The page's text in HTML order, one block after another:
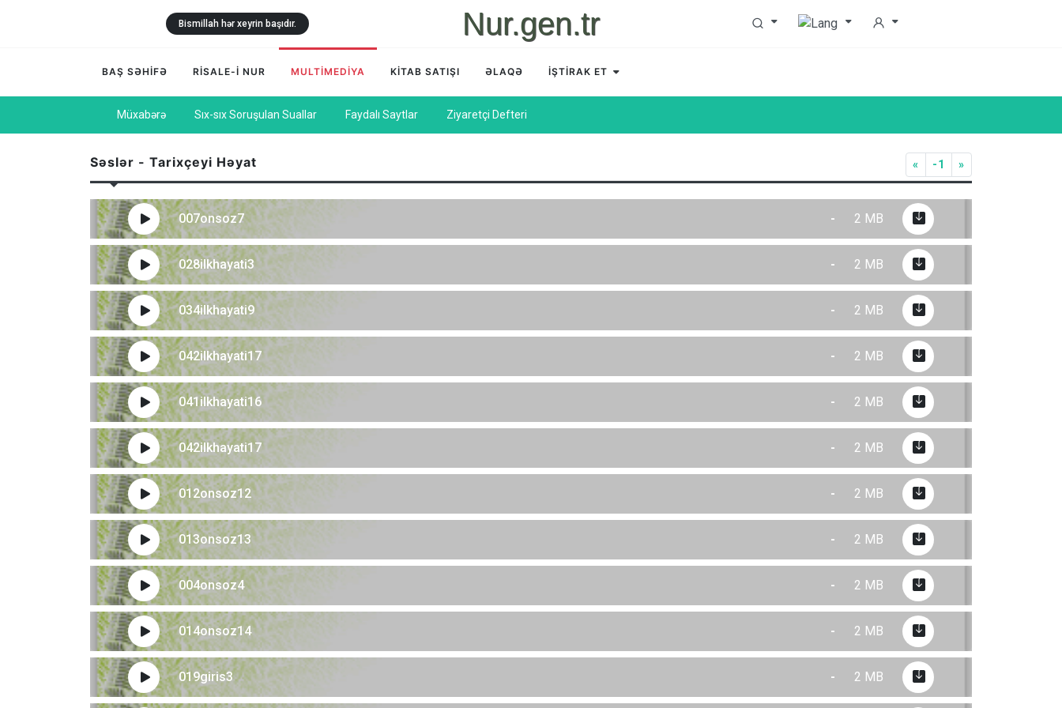
Nur.gen.tr
Bismillah hər xeyrin başıdır.
BAŞ SƏHİFƏ RİSALE-İ NUR MULTİMEDİYA KİTAB SATIŞI ƏLAQƏ İŞTİRAK ET
Müxabərə Sıx-sıx Soruşulan Suallar Faydalı Saytlar Ziyaretçi Defteri
Səslər - Tarixçeyi Həyat « -1 »
007onsoz7 - 2 MB
028ilkhayati3 - 2 MB
034ilkhayati9 - 2 MB
042ilkhayati17 - 2 MB
041ilkhayati16 - 2 MB
042ilkhayati17 - 2 MB
012onsoz12 - 2 MB
013onsoz13 - 2 MB
004onsoz4 - 2 MB
014onsoz14 - 2 MB
019giris3 - 2 MB